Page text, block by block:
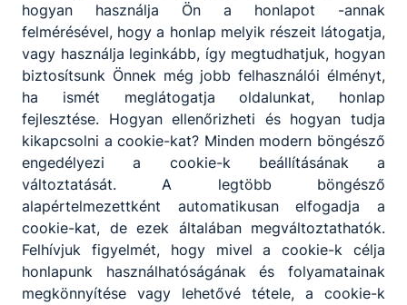
Javítóvizsga 2025/2026 - os tanév
A vizsgákra augusztus 25 – én kerül sor. 7:45 – re kérjük
a tanulókat, hogy érvényes fényképes igazolvánnyal,
alkalomhoz illő öltözetben jelenjenek meg az iskola
aulájában.
2026. aug. 4. Igazgatóság
hogyan használja Ön a honlapot -annak
felmérésével, hogy a honlap melyik részeit látogatja,
vagy használja leginkább, így megtudhatjuk, hogyan
biztosítsunk Önnek még jobb felhasználói élményt,
ha ismét meglátogatja oldalunkat, honlap
fejlesztése. Hogyan ellenőrizheti és hogyan tudja
kikapcsolni a cookie-kat? Minden modern böngésző
engedélyezi a cookie-k beállításának a
változtatását. A legtöbb böngésző
alapértelmezettként automatikusan elfogadja a
cookie-kat, de ezek általában megváltoztathatók.
Felhívjuk figyelmét, hogy mivel a cookie-k célja
honlapunk használhatóságának és folyamatainak
megkönnyítése vagy lehetővé tétele, a cookie-k